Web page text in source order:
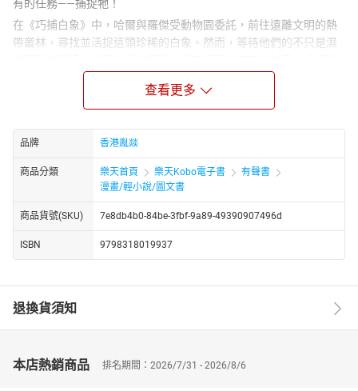
有的任務——捕捉牠！
在《巧捕白象》中，哈爾與羅傑受動物園委託，前往遠離文明的熱
帶叢林，尋找並活捉這頭珍稀的白象。然而，等待他們的不只是濕
眈的盜獵集團，甚至……一場驚天陰謀！
面對重重困難，兄弟倆必須發揮機智與勇氣，在不傷害動物的前提
們才發現——有些生物，也許根本不該被人擁有。
本有聲書由專業配音團隊演繹，帶領聽眾穿越叢林、渡過急流、夜
探象群，體驗每一刻都緊張萬分的冒險之旅。
不僅故事精彩刺激，《巧捕白象》更融入生態保護、文化尊重等教
育內涵，讓孩子在冒險中學習愛與責任。
📚 無論是喜愛冒險故事的大朋友，還是夢想成為野生動物專家的小
朋友，《巧捕白象》都將是一場令人熱血沸騰的聲音盛宴！
愛心完成不可能的任務吧！
查看更多
品牌 香港胤燚
商品分類 樂天首頁 樂天Kobo電子書
有聲書
漫畫/輕小說/圖文書
商品貨號(SKU) 7e8db4b0-84be-3fbf-9a89-49390907496d
ISBN 9798318019937
退換貨須知
本店熱銷商品 排名期間：2026/7/31 - 2026/8/6